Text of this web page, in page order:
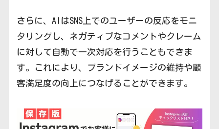
さらに、AIはSNS上でのユーザーの反応をモニ
タリングし、ネガティブなコメントやクレーム
に対して自動で一次対応を行うこともできま
す。これにより、ブランドイメージの維持や顧
客満足度の向上につなげることができます。